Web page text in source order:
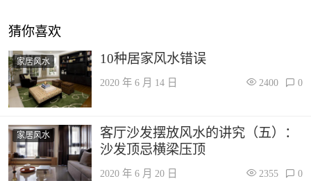
猜你喜欢
家居风水 10种居家风水错误
2020 年 6 月 14 日 2400 0
家居风水
客厅沙发摆放风水的讲究（五）：
沙发顶忌横梁压顶
2020 年 6 月 20 日 2355 0